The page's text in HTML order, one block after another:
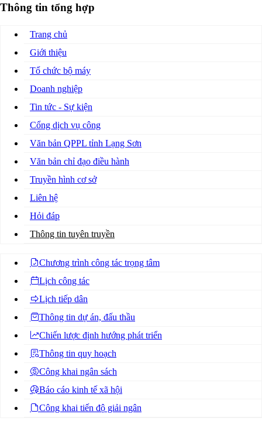
Thông tin tổng hợp
Trang chủ
Giới thiệu
Tổ chức bộ máy
Doanh nghiệp
Tin tức - Sự kiện
Cổng dịch vụ công
Văn bản QPPL tỉnh Lạng Sơn
Văn bản chỉ đạo điều hành
Truyền hình cơ sở
Liên hệ
Hỏi đáp
Thông tin tuyên truyền
Chương trình công tác trọng tâm
Lịch công tác
Lịch tiếp dân
Thông tin dự án, đấu thầu
Chiến lược định hướng phát triển
Thông tin quy hoạch
Công khai ngân sách
Báo cáo kinh tế xã hội
Công khai tiến độ giải ngân